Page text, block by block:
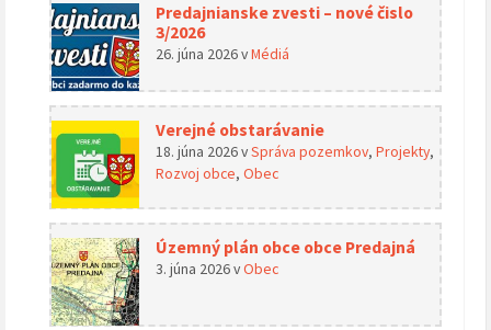
Predajnianske zvesti – nové čislo
3/2026
26. júna 2026vMédiá
Verejné obstarávanie
18. júna 2026vSpráva pozemkov, Projekty,
Rozvoj obce, Obec
Územný plán obce obce Predajná
3. júna 2026vObec